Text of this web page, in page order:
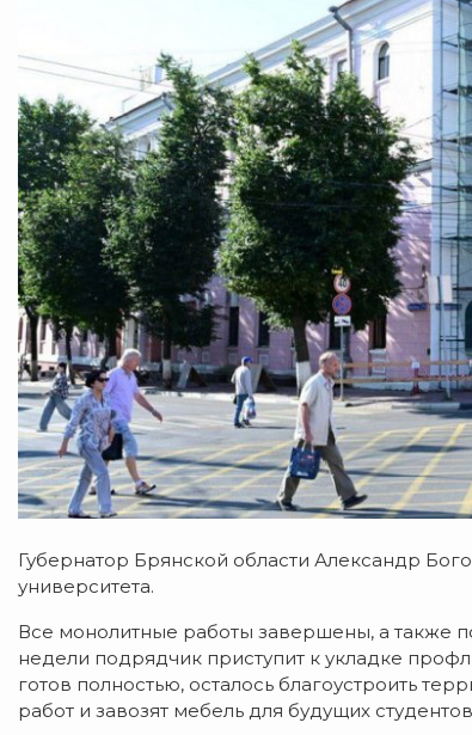
Губернатор Брянской области Александр
университета.
Все монолитные работы завершены, а также
недели подрядчик приступит к укладке
готов полностью, осталось благоустроить
работ и завозят мебель для будущих